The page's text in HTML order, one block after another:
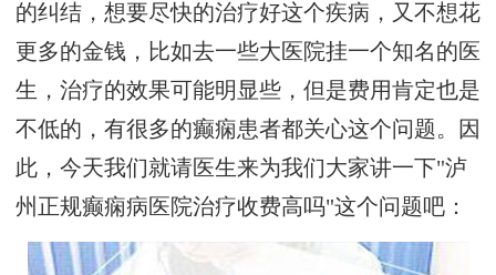
的纠结，想要尽快的治疗好这个疾病，又不想花
更多的金钱，比如去一些大医院挂一个知名的医
生，治疗的效果可能明显些，但是费用肯定也是
不低的，有很多的癫痫患者都关心这个问题。因
此，今天我们就请医生来为我们大家讲一下"泸
州正规癫痫病医院治疗收费高吗"这个问题吧：